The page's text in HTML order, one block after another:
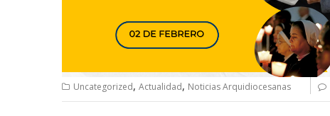
Uncategorized, Actualidad, Noticias Arquidiocesanas